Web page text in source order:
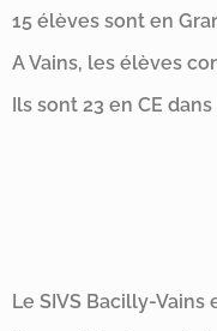
15 élèves sont en
A Vains, les élèves
Ils sont 23 en CE
Le SIVS Bacilly-